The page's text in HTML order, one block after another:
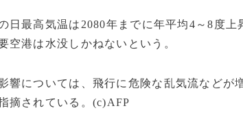
最高気温は2080年までに年平均4～8度上
空港は水没しかねないという。
については、飛行に危険な乱気流などが
摘されている。(c)AFP